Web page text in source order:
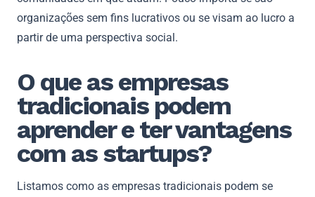
organizações sem fins lucrativos ou se visam ao lucro a
partir de uma perspectiva social.
O que as empresas
tradicionais podem
aprender e ter vantagens
com as startups?
Listamos como as empresas tradicionais podem se